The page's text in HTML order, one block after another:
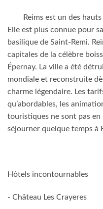
Reims est un des hauts
Elle est plus connue pour
basilique de Saint-Remi.
capitales de la célèbre
Épernay. La ville a été
mondiale et reconstruite
charme légendaire. Les
qu’abordables, les
touristiques ne sont pas en
séjourner quelque temps à
Hôtels incontournables
- Château Les Crayeres